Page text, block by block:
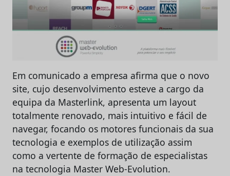
Em comunicado a empresa afirma que o novo
site, cujo desenvolvimento esteve a cargo da
equipa da Masterlink, apresenta um layout
totalmente renovado, mais intuitivo e fácil de
navegar, focando os motores funcionais da sua
tecnologia e exemplos de utilização assim
como a vertente de formação de especialistas
na tecnologia Master Web-Evolution.